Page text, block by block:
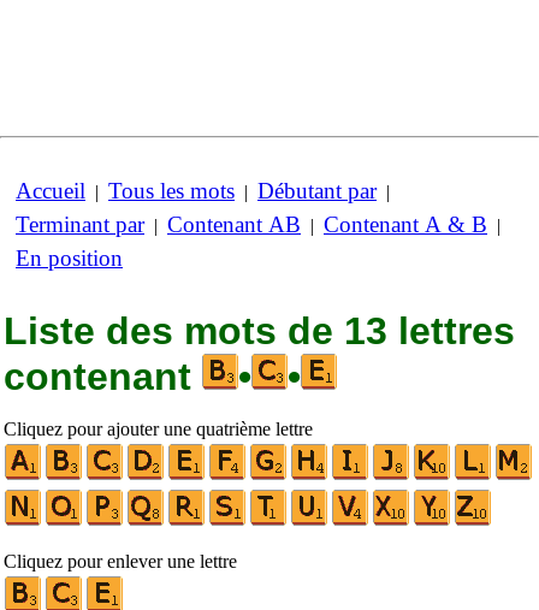
Accueil | Tous les mots | Débutant par|
Terminant par| Contenant AB | Contenant A & B |
En position
Liste des mots de 13 lettres
contenant
• •
Cliquez pour ajouter une quatrième lettre
Cliquez pour enlever une lettre